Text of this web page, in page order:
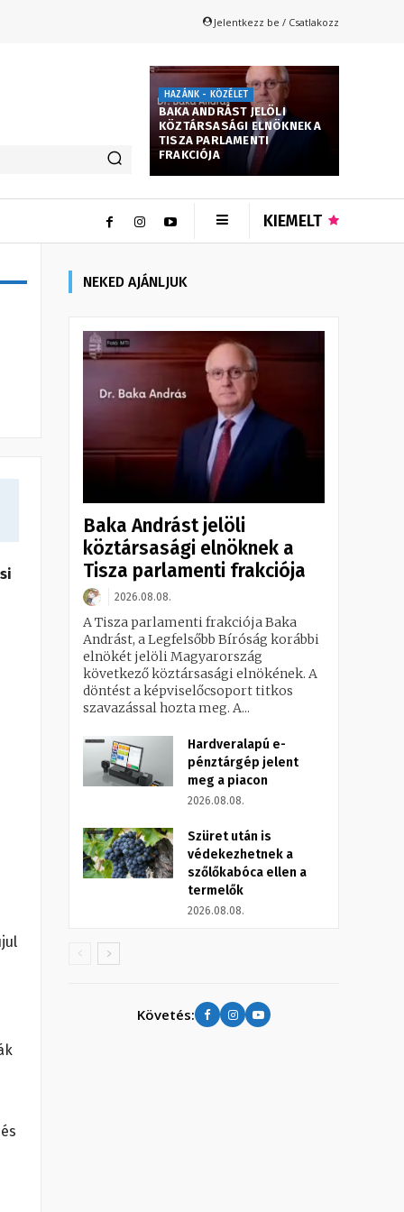
Jelentkezz be / Csatlakozz
HAZÁNK - KÖZÉLET
BAKA ANDRÁST JELÖLI
KÖZTÁRSASÁGI ELNÖKNEK A
TISZA PARLAMENTI
FRAKCIÓJA
KIEMELT
NEKED AJÁNLJUK
Baka Andrást jelöli
köztársasági elnöknek a
Tisza parlamenti frakciója
2026.08.08.
A Tisza parlamenti frakciója Baka
Andrást, a Legfelsőbb Bíróság korábbi
elnökét jelöli Magyarország
következő köztársasági elnökének. A
döntést a képviselőcsoport titkos
szavazással hozta meg. A...
Hardveralapú e-
pénztárgép jelent
meg a piacon
2026.08.08.
Szüret után is
védekezhetnek a
szőlőkabóca ellen a
termelők
2026.08.08.
Követés: